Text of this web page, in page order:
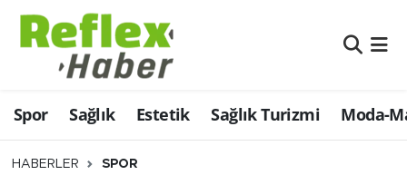
Spor Sağlık Estetik Sağlık Turizmi Moda-
HABERLER SPOR
Eğitim
Estetik
Firmalardan
Nöbetçi Eczaneler
Hava Durumu
Namaz Vakitleri